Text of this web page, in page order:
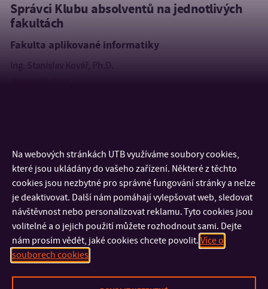
Správci Klubu absolventů na jednotlivých
fakultách
Fakulta aplikované informatiky
Ing. Stanislav Kovář, Ph.D.
KONTAKT
Na webových stránkách UTB využíváme soubory cookies,
které jsou ukládány do vašeho zařízení. Některé z těchto
cookies jsou nezbytné pro správné fungování stránky a nelze
je deaktivovat. Další nám pomáhají vylepšovat web, sledovat
návštěvnost nebo personalizovat reklamu. Tyto cookies jsou
volitelné a o jejich použití můžete rozhodnout sami. Dejte
nám prosím vědět, jaké cookies chcete povolit. Více o
souborech cookies